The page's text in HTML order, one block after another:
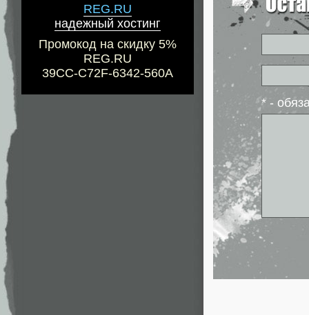
REG.RU
надежный хостинг
Промокод на скидку 5%
REG.RU
39CC-C72F-6342-560A
* -